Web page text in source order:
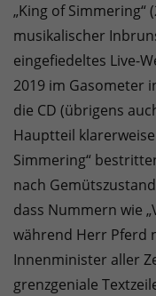
„King of Simmering“
musikalischer
eingefiedeltes Live-
2019 im Gasometer
die CD (übrigens
Hauptteil
Simmering“
nach
dass Nummern wie
während Herr Pferd
Innenminister aller
grenzgeniale